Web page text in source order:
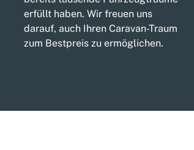
erfüllt haben. Wir freuen uns
darauf, auch Ihren Caravan-Traum
zum Bestpreis zu ermöglichen.